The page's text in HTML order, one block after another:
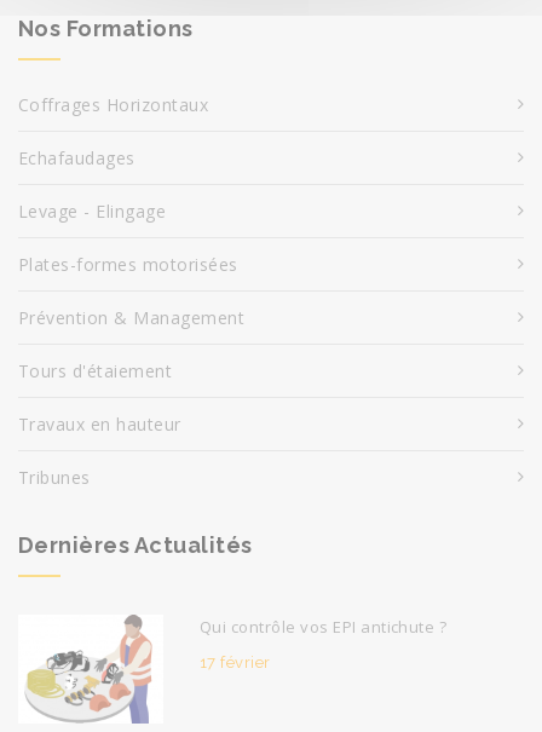
Nos Formations
Coffrages Horizontaux
Echafaudages
Levage - Elingage
Plates-formes motorisées
Prévention & Management
Tours d'étaiement
Travaux en hauteur
Tribunes
Dernières Actualités
Qui contrôle vos EPI antichute ?
17 février